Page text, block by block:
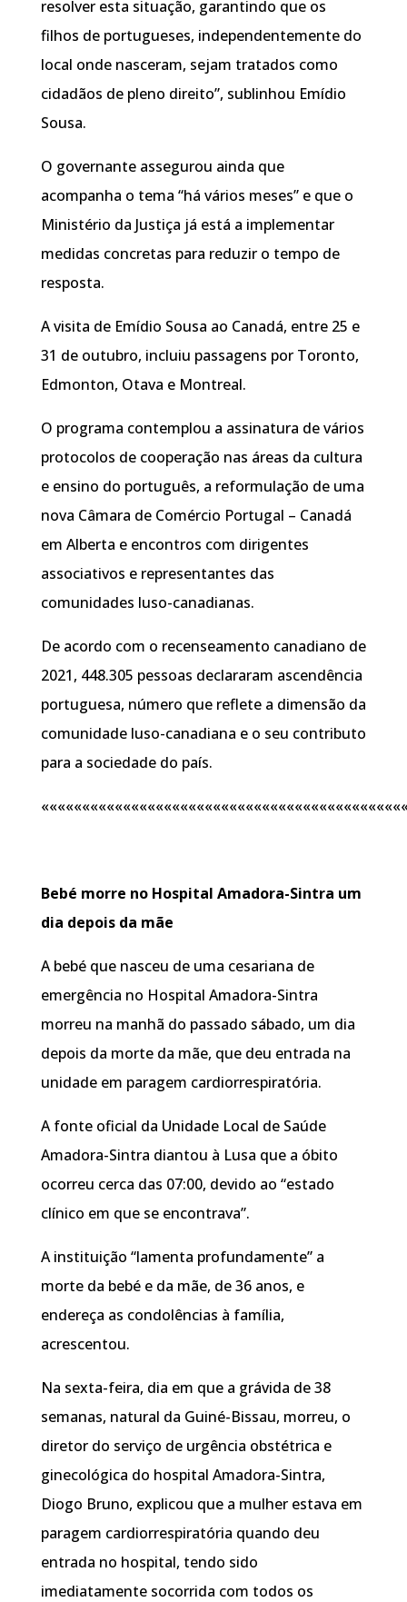
resolver esta situação, garantindo que os
filhos de portugueses, independentemente do
local onde nasceram, sejam tratados como
cidadãos de pleno direito”, sublinhou Emídio
Sousa.
O governante assegurou ainda que
acompanha o tema “há vários meses” e que o
Ministério da Justiça já está a implementar
medidas concretas para reduzir o tempo de
resposta.
A visita de Emídio Sousa ao Canadá, entre 25 e
31 de outubro, incluiu passagens por Toronto,
Edmonton, Otava e Montreal.
O programa contemplou a assinatura de vários
protocolos de cooperação nas áreas da cultura
e ensino do português, a reformulação de uma
nova Câmara de Comércio Portugal – Canadá
em Alberta e encontros com dirigentes
associativos e representantes das
comunidades luso-canadianas.
De acordo com o recenseamento canadiano de
2021, 448.305 pessoas declararam ascendência
portuguesa, número que reflete a dimensão da
comunidade luso-canadiana e o seu contributo
para a sociedade do país.
Bebé morre no Hospital Amadora-Sintra um
dia depois da mãe
A bebé que nasceu de uma cesariana de
emergência no Hospital Amadora-Sintra
morreu na manhã do passado sábado, um dia
depois da morte da mãe, que deu entrada na
unidade em paragem cardiorrespiratória.
A fonte oficial da Unidade Local de Saúde
Amadora-Sintra diantou à Lusa que a óbito
ocorreu cerca das 07:00, devido ao “estado
clínico em que se encontrava”.
A instituição “lamenta profundamente” a
morte da bebé e da mãe, de 36 anos, e
endereça as condolências à família,
acrescentou.
Na sexta-feira, dia em que a grávida de 38
semanas, natural da Guiné-Bissau, morreu, o
diretor do serviço de urgência obstétrica e
ginecológica do hospital Amadora-Sintra,
Diogo Bruno, explicou que a mulher estava em
paragem cardiorrespiratória quando deu
entrada no hospital, tendo sido
imediatamente socorrida com todos os